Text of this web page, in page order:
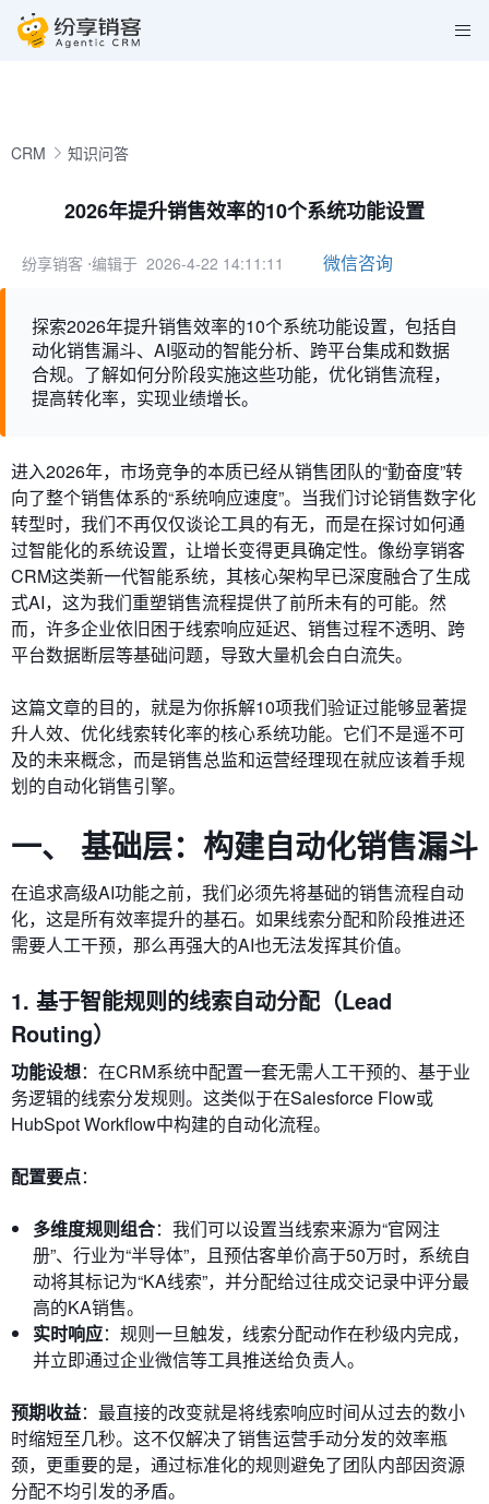
CRM 知识问答
2026年提升销售效率的10个系统功能设置
纷享销客 ⋅编辑于 2026-4-22 14:11:11 微信咨询
探索2026年提升销售效率的10个系统功能设置，包括自
动化销售漏斗、AI驱动的智能分析、跨平台集成和数据
合规。了解如何分阶段实施这些功能，优化销售流程，
提高转化率，实现业绩增长。
进入2026年，市场竞争的本质已经从销售团队的“勤奋度”转
向了整个销售体系的“系统响应速度”。当我们讨论销售数字化
转型时，我们不再仅仅谈论工具的有无，而是在探讨如何通
过智能化的系统设置，让增长变得更具确定性。像纷享销客
CRM这类新一代智能系统，其核心架构早已深度融合了生成
式AI，这为我们重塑销售流程提供了前所未有的可能。然
而，许多企业依旧困于线索响应延迟、销售过程不透明、跨
平台数据断层等基础问题，导致大量机会白白流失。
这篇文章的目的，就是为你拆解10项我们验证过能够显著提
升人效、优化线索转化率的核心系统功能。它们不是遥不可
及的未来概念，而是销售总监和运营经理现在就应该着手规
划的自动化销售引擎。
一、 基础层：构建自动化销售漏斗
在追求高级AI功能之前，我们必须先将基础的销售流程自动
化，这是所有效率提升的基石。如果线索分配和阶段推进还
需要人工干预，那么再强大的AI也无法发挥其价值。
1. 基于智能规则的线索自动分配（Lead
Routing）
功能设想：在CRM系统中配置一套无需人工干预的、基于业
务逻辑的线索分发规则。这类似于在Salesforce Flow或
HubSpot Workflow中构建的自动化流程。
配置要点：
多维度规则组合：我们可以设置当线索来源为“官网注
册”、行业为“半导体”，且预估客单价高于50万时，系统自
动将其标记为“KA线索”，并分配给过往成交记录中评分最
高的KA销售。
实时响应：规则一旦触发，线索分配动作在秒级内完成，
并立即通过企业微信等工具推送给负责人。
预期收益：最直接的改变就是将线索响应时间从过去的数小
时缩短至几秒。这不仅解决了销售运营手动分发的效率瓶
颈，更重要的是，通过标准化的规则避免了团队内部因资源
分配不均引发的矛盾。